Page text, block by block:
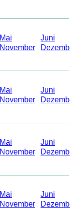
Mai
Juni
November
Mai
Juni
November
Mai
Juni
November
Mai
Juni
November